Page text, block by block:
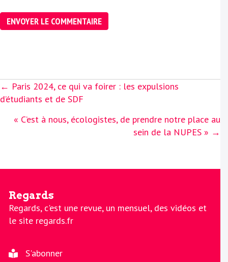
Posts
navigation
← Paris 2024, ce qui va foirer : les expulsions
d’étudiants et de SDF
« C’est à nous, écologistes, de prendre notre place au
sein de la NUPES » →
Regards
Regards, c'est une revue, un mensuel, des vidéos et
le site regards.fr
S'abonner